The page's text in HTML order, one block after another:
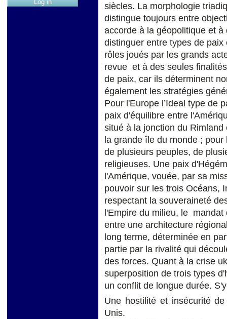
siècles. La morphologie
distingue toujours entre
accorde à la géopolitique et
distinguer entre types de
rôles joués par les grands
revue et à des seules
de paix, car ils déterminent
également les stratégies
Pour l'Europe l’Ideal type de
paix d'équilibre entre
situé à la jonction du
la grande île du monde ;
de plusieurs peuples, de
religieuses. Une paix
l'Amérique, vouée, par sa
pouvoir sur les trois Océans,
respectant la souveraineté
l'Empire du milieu, le
entre une architecture
long terme, déterminée en
partie par la rivalité qui
des forces. Quant à la crise
superposition de trois types
un conflit de longue durée.
Une hostilité et insécurité
Unis.